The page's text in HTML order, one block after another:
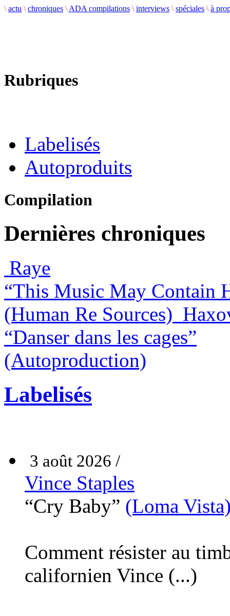
\ actu \ chroniques \ ADA compilations \ interviews \ spéciales \ à
Rubriques
Labelisés
Autoproduits
Compilation
Dernières chroniques
Raye
“This Music May Contain
(Human Re Sources)
“Danser dans les cages”
(Autoproduction)
Labelisés
3 août 2026 /
Vince Staples
“Cry Baby” (Loma
Comment résister au
californien Vince (...)